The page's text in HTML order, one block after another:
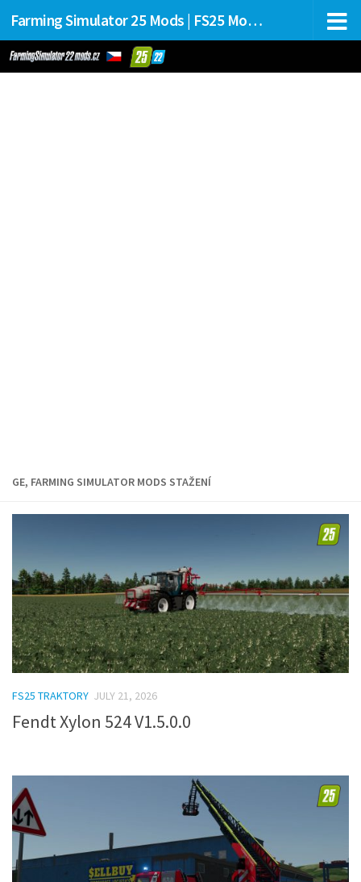
Farming Simulator 25 Mods | FS25 Mods Stahování
GE, FARMING SIMULATOR MODS STAŽENÍ
FS25 TRAKTORY JULY 21, 2026
Fendt Xylon 524 V1.5.0.0